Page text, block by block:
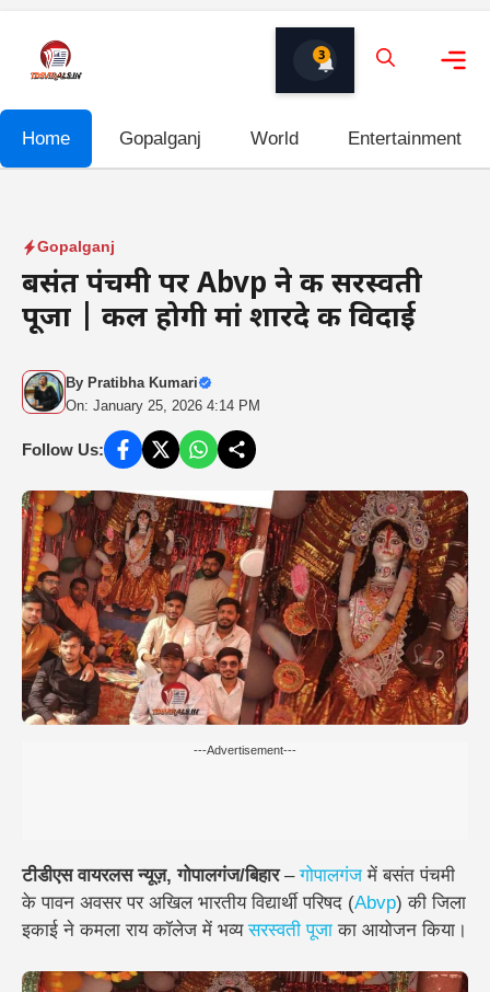
content
3
Home Gopalganj World Entertainment
Gopalganj
बसंत पंचमी पर Abvp ने की सरस्वती
पूजा | कल होगी मां शारदे की विदाई
By Pratibha Kumari
On: January 25, 2026 4:14 PM
Follow Us:
---Advertisement---
टीडीएस वायरलस न्यूज़, गोपालगंज/बिहार–गोपालगंजमें बसंत पंचमी
के पावन अवसर पर अखिल भारतीय विद्यार्थी परिषद (Abvp) की जिला
इकाई ने कमला राय कॉलेज में भव्यसरस्वती पूजा का आयोजन किया।